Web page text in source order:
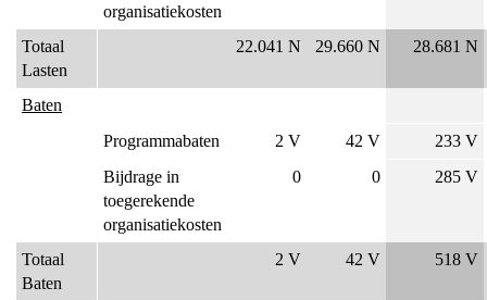
organisatiekosten
Totaal
Lasten
22.041 N 29.660 N 28.681 N
Baten
Programmabaten
2 V 42 V
233 V
Bijdrage in
toegerekende
organisatiekosten
0 0 285 V
Totaal
Baten
2 V 42 V 518 V